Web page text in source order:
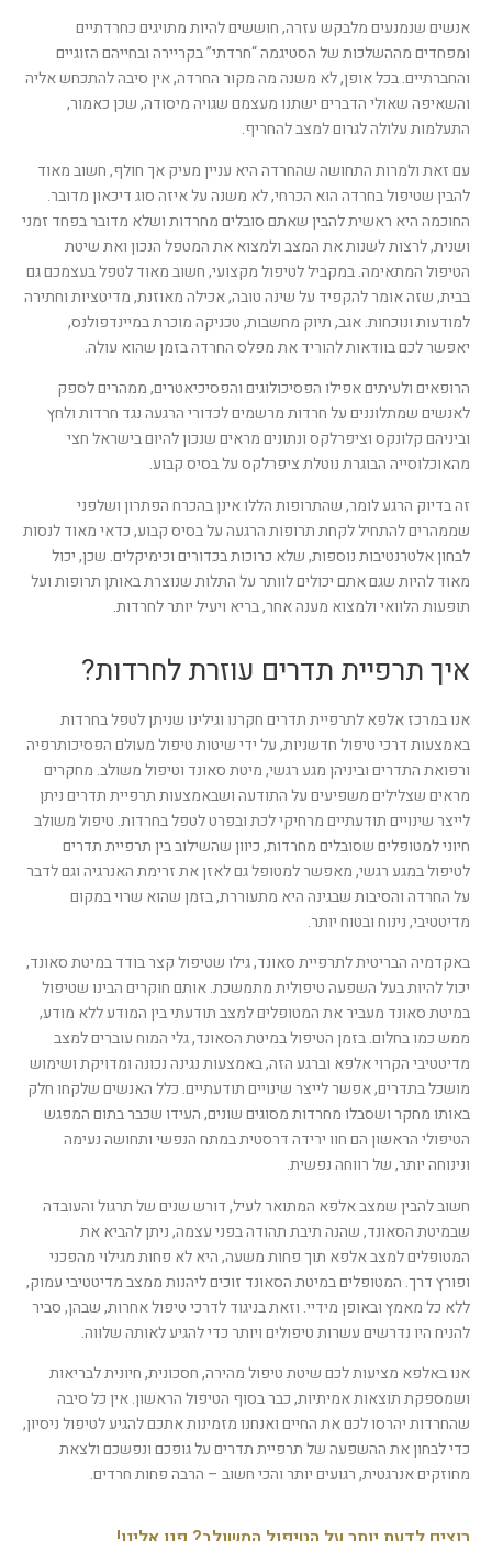
אנשים שנמנעים מלבקש עזרה, חוששים להיות מתויגים כחרדתיים
ומפחדים מההשלכות של הסטיגמה “חרדתי” בקריירה ובחייהם הזוגיים
והחברתיים. בכל אופן, לא משנה מה מקור החרדה, אין סיבה להתכחש אליה
והשאיפה שאולי הדברים ישתנו מעצמם שגויה מיסודה, שכן כאמור,
התעלמות עלולה לגרום למצב להחריף.
עם זאת ולמרות התחושה שהחרדה היא עניין מעיק אך חולף, חשוב מאוד
להבין שטיפול בחרדה הוא הכרחי, לא משנה על איזה סוג דיכאון מדובר.
החוכמה היא ראשית להבין שאתם סובלים מחרדות ושלא מדובר בפחד זמני
ושנית, לרצות לשנות את המצב ולמצוא את המטפל הנכון ואת שיטת
הטיפול המתאימה. במקביל לטיפול מקצועי, חשוב מאוד לטפל בעצמכם גם
בבית, שזה אומר להקפיד על שינה טובה, אכילה מאוזנת, מדיטציות וחתירה
למודעות ונוכחות. אגב, תיוק מחשבות, טכניקה מוכרת במיינדפולנס,
יאפשר לכם בוודאות להוריד את מפלס החרדה בזמן שהוא עולה.
הרופאים ולעיתים אפילו הפסיכולוגים והפסיכיאטרים, ממהרים לספק
לאנשים שמתלוננים על חרדות מרשמים לכדורי הרגעה נגד חרדות ולחץ
וביניהם קלונקס וציפרלקס ונתונים מראים שנכון להיום בישראל חצי
מהאוכלוסייה הבוגרת נוטלת ציפרלקס על בסיס קבוע.
זה בדיוק הרגע לומר, שהתרופות הללו אינן בהכרח הפתרון ושלפני
שממהרים להתחיל לקחת תרופות הרגעה על בסיס קבוע, כדאי מאוד לנסות
לבחון אלטרנטיבות נוספות, שלא כרוכות בכדורים וכימיקלים. שכן, יכול
מאוד להיות שגם אתם יכולים לוותר על התלות שנוצרת באותן תרופות ועל
תופעות הלוואי ולמצוא מענה אחר, בריא ויעיל יותר לחרדות.
איך תרפיית תדרים עוזרת לחרדות?
אנו במרכז אלפא לתרפיית תדרים חקרנו וגילינו שניתן לטפל בחרדות
באמצעות דרכי טיפול חדשניות, על ידי שיטות טיפול מעולם הפסיכותרפיה
ורפואת התדרים וביניהן מגע רגשי, מיטת סאונד וטיפול משולב. מחקרים
מראים שצלילים משפיעים על התודעה ושבאמצעות תרפיית תדרים ניתן
לייצר שינויים תודעתיים מרחיקי לכת ובפרט לטפל בחרדות. טיפול משולב
חיוני למטופלים שסובלים מחרדות, כיוון שהשילוב בין תרפיית תדרים
לטיפול במגע רגשי, מאפשר למטופל גם לאזן את זרימת האנרגיה וגם לדבר
על החרדה והסיבות שבגינה היא מתעוררת, בזמן שהוא שרוי במקום
מדיטטיבי, נינוח ובטוח יותר.
באקדמיה הבריטית לתרפיית סאונד, גילו שטיפול קצר בודד במיטת סאונד,
יכול להיות בעל השפעה טיפולית מתמשכת. אותם חוקרים הבינו שטיפול
במיטת סאונד מעביר את המטופלים למצב תודעתי בין המודע ללא מודע,
ממש כמו בחלום. בזמן הטיפול במיטת הסאונד, גלי המוח עוברים למצב
מדיטטיבי הקרוי אלפא וברגע הזה, באמצעות נגינה נכונה ומדויקת ושימוש
מושכל בתדרים, אפשר לייצר שינויים תודעתיים. כלל האנשים שלקחו חלק
באותו מחקר ושסבלו מחרדות מסוגים שונים, העידו שכבר בתום המפגש
הטיפולי הראשון הם חוו ירידה דרסטית במתח הנפשי ותחושה נעימה
ונינוחה יותר, של רווחה נפשית.
חשוב להבין שמצב אלפא המתואר לעיל, דורש שנים של תרגול והעובדה
שבמיטת הסאונד, שהנה תיבת תהודה בפני עצמה, ניתן להביא את
המטופלים למצב אלפא תוך פחות משעה, היא לא פחות מגילוי מהפכני
ופורץ דרך. המטופלים במיטת הסאונד זוכים ליהנות ממצב מדיטטיבי עמוק,
ללא כל מאמץ ובאופן מידיי. וזאת בניגוד לדרכי טיפול אחרות, שבהן, סביר
להניח היו נדרשים עשרות טיפולים ויותר כדי להגיע לאותה שלווה.
אנו באלפא מציעות לכם שיטת טיפול מהירה, חסכונית, חיונית לבריאות
ושמספקת תוצאות אמיתיות, כבר בסוף הטיפול הראשון. אין כל סיבה
שהחרדות יהרסו לכם את החיים ואנחנו מזמינות אתכם להגיע לטיפול ניסיון,
כדי לבחון את ההשפעה של תרפיית תדרים על גופכם ונפשכם ולצאת
מחוזקים אנרגטית, רגועים יותר והכי חשוב – הרבה פחות חרדים.